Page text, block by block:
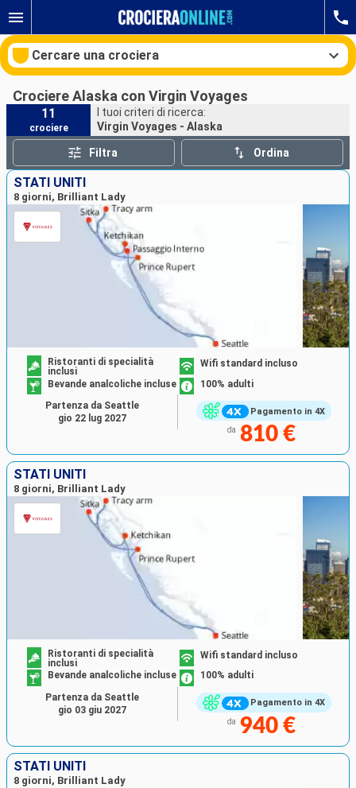
Cercare una crociera
Le nostre destinazioni
Mesi di partenza
Porti
Ricerca
Crociere Alaska con Virgin Voyages
11
crociere
I tuoi criteri di ricerca:
Virgin Voyages - Alaska
Filtra Ordina
STATI UNITI
8 giorni, Brilliant Lady
Pagamento in 4X
Ristoranti di specialità
inclusi
Wifi standard incluso
Bevande analcoliche incluse
100% adulti
da 810 €
Partenza da Seattle
gio 22 lug 2027
STATI UNITI
8 giorni, Brilliant Lady
Pagamento in 4X
Ristoranti di specialità
inclusi
Wifi standard incluso
Bevande analcoliche incluse
100% adulti
da 940 €
Partenza da Seattle
gio 03 giu 2027
STATI UNITI
8 giorni, Brilliant Lady